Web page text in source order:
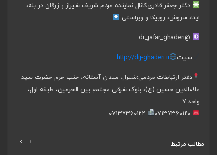
دکتر جعفر قادریکانال نماینده مردم شریف شیراز و زرقان در بله،
ایتا، سروش، روبیکا و ویراستی
@dr_jafar_ghaderi
سایت http://drj-ghaderi.ir
دفتر ارتباطات مردمی:شیراز، میدان آستانه، جنب حرم حضرت سید
علاءالدین حسین (ع)، بلوک شرقی مجتمع بین الحرمین، طبقه اول،
واحد ۷
مطالب مرتبط ‹
›